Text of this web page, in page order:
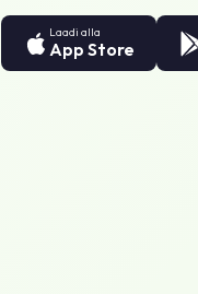
Laadi alla
App Store